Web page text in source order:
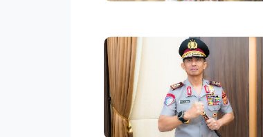
Sulsel berjanji mengirimkan
Kabupaten Aceh Tamiang.